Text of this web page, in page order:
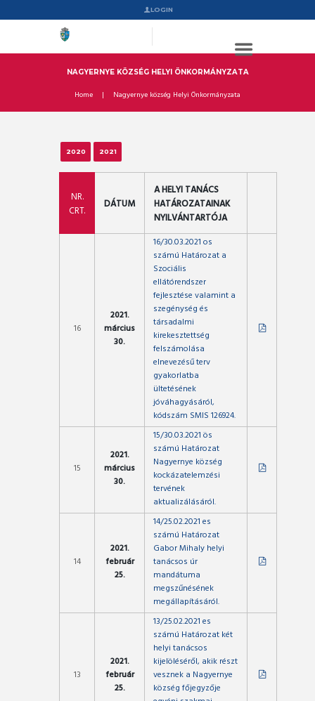
LOGIN
NAGYERNYE KÖZSÉG HELYI ÖNKORMÁNYZATA
Home Nagyernye község Helyi Önkormányzata
2020 2021
NR.
CRT.
DÁTUM
A HELYI TANÁCS
HATÁROZATAINAK
NYILVÁNTARTÓJA
16
2021.
március
30.
16/30.03.2021 os
számú Határozat a
Szociális
ellátórendszer
fejlesztése valamint a
szegénység és
társadalmi
kirekesztettség
felszámolása
elnevezésű terv
gyakorlatba
ültetésének
jóváhagyásáról,
kódszám SMIS 126924.
15
2021.
március
30.
15/30.03.2021 ös
számú Határozat
Nagyernye község
kockázatelemzési
tervének
aktualizálásáról.
14
2021.
február
25.
14/25.02.2021 es
számú Határozat
Gabor Mihaly helyi
tanácsos úr
mandátuma
megszűnésének
megállapításáról.
13
2021.
február
25.
13/25.02.2021 es
számú Határozat két
helyi tanácsos
kijelöléséről, akik részt
vesznek a Nagyernye
község főjegyzője